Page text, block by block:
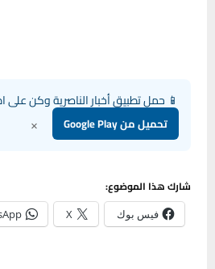
📱 حمل تطبيق أخبار الناصرية وكن على
تحميل من Google Play ×
شارك هذا الموضوع:
فيس بوك X